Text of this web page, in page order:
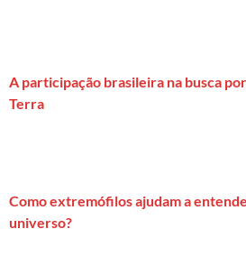
A participação brasileira na busca
Terra
Como extremófilos ajudam a
universo?